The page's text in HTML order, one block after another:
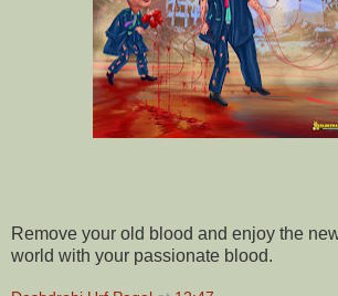
Remove your old blood and enjoy the
world with your passionate blood.